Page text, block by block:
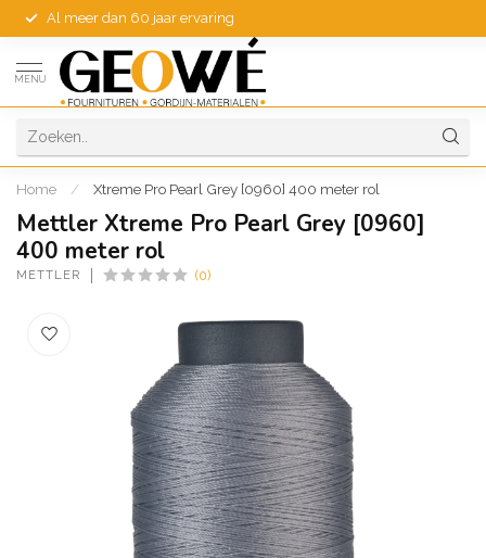
Al meer dan 60 jaar ervaring
MENU
Home / Xtreme Pro Pearl Grey [0960] 400 meter rol
Mettler Xtreme Pro Pearl Grey [0960]
400 meter rol
METTLER (0)